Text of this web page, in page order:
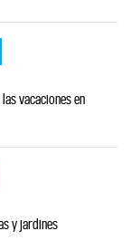
vacaciones en
y jardines